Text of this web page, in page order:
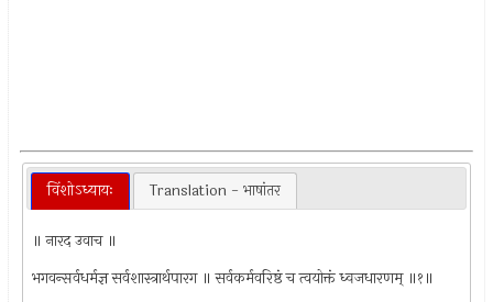
विंशोऽध्यायः Translation - भाषांतर
॥ नारद उवाच ॥
भगवन्सर्वधर्मज्ञ सर्वशास्त्रार्थपारग ॥ सर्वकर्मवरिष्ठं च त्वयोक्तं ध्वजधारणम् ॥१॥